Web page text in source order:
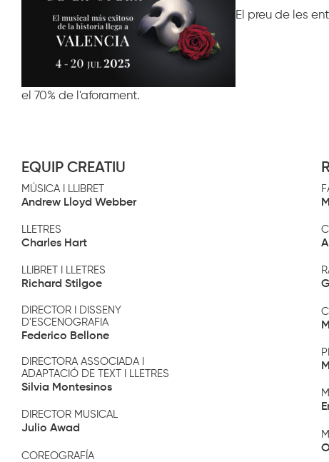
El preu de les
el 70% de l'aforament.
EQUIP CREATIU
MÚSICA I LLIBRET
Andrew Lloyd Webber
LLETRES
Charles Hart
LLIBRET I LLETRES
Richard Stilgoe
DIRECTOR I DISSENY
D'ESCENOGRAFIA
Federico Bellone
DIRECTORA ASSOCIADA I
ADAPTACIÓ DE TEXT I LLETRES
Silvia Montesinos
DIRECTOR MUSICAL
Julio Awad
COREOGRAFÍA